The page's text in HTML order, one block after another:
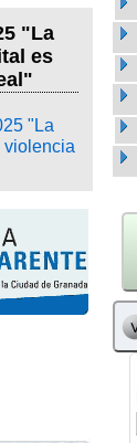
"La
es